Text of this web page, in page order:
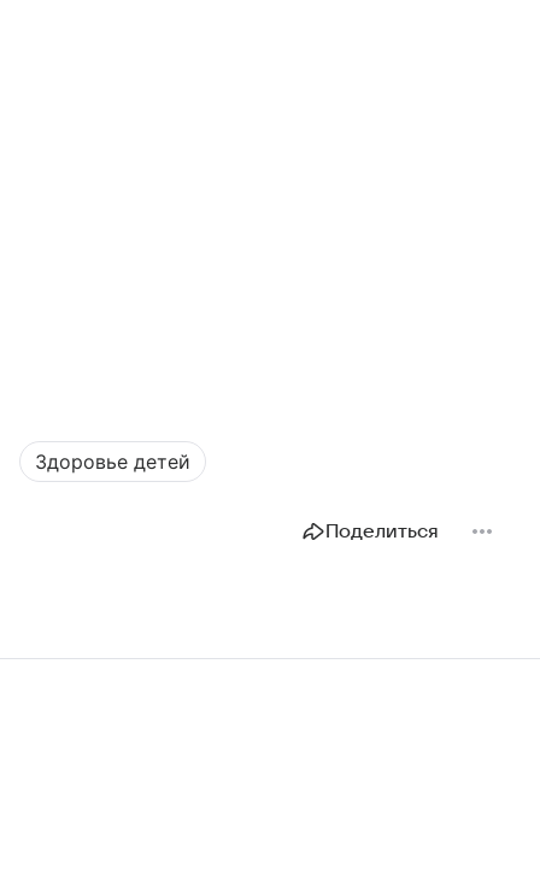
Здоровье детей
Поделиться